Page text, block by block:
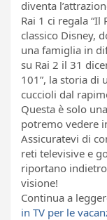
diventa
Rai 1 ci regala
classico Disney,
una famiglia in
su Rai 2 il 31
101”, la storia di
cuccioli dal
Questa è solo
potremo vedere
Assicuratevi di
reti televisive e
riportano
visione!
Continua a
in TV per le